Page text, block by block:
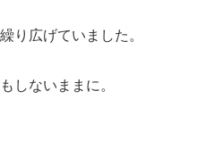
り広げていました。
しないままに。